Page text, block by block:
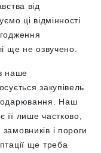
від
ці відмінності
ще не озвучено.
наше
закупівель
Наш
її лише частково,
і пороги
ще треба